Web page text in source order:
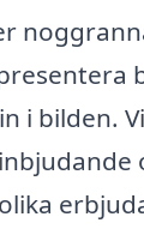
i bilden.